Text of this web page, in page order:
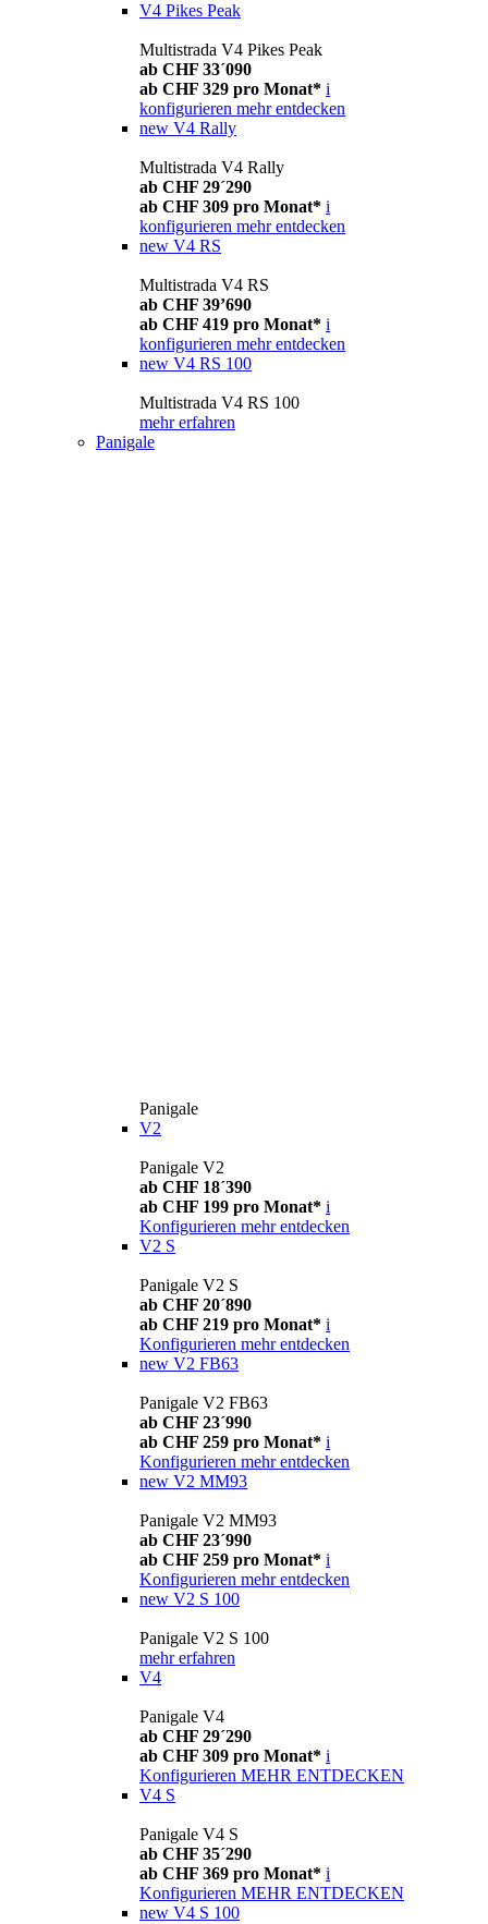
V4 Pikes Peak
Multistrada V4 Pikes Peak
ab CHF 33´090
ab CHF 329 pro Monat* i
konfigurieren mehr entdecken
new V4 Rally
Multistrada V4 Rally
ab CHF 29´290
ab CHF 309 pro Monat* i
konfigurieren mehr entdecken
new V4 RS
Multistrada V4 RS
ab CHF 39’690
ab CHF 419 pro Monat* i
konfigurieren mehr entdecken
new V4 RS 100
Multistrada V4 RS 100
mehr erfahren
Panigale
Panigale
V2
Panigale V2
ab CHF 18´390
ab CHF 199 pro Monat* i
Konfigurieren mehr entdecken
V2 S
Panigale V2 S
ab CHF 20´890
ab CHF 219 pro Monat* i
Konfigurieren mehr entdecken
new V2 FB63
Panigale V2 FB63
ab CHF 23´990
ab CHF 259 pro Monat* i
Konfigurieren mehr entdecken
new V2 MM93
Panigale V2 MM93
ab CHF 23´990
ab CHF 259 pro Monat* i
Konfigurieren mehr entdecken
new V2 S 100
Panigale V2 S 100
mehr erfahren
V4
Panigale V4
ab CHF 29´290
ab CHF 309 pro Monat* i
Konfigurieren MEHR ENTDECKEN
V4 S
Panigale V4 S
ab CHF 35´290
ab CHF 369 pro Monat* i
Konfigurieren MEHR ENTDECKEN
new V4 S 100